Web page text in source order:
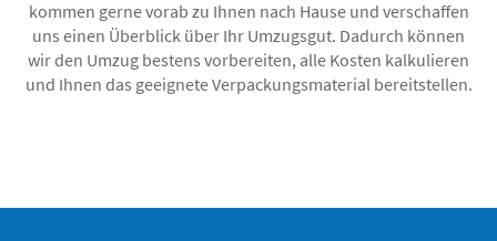
kommen gerne vorab zu Ihnen nach Hause und verschaffen
uns einen Überblick über Ihr Umzugsgut. Dadurch können
wir den Umzug bestens vorbereiten, alle Kosten kalkulieren
und Ihnen das geeignete Verpackungsmaterial bereitstellen.